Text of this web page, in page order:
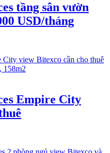
tầng sân vườn
USD/tháng
, 158m2
Empire City